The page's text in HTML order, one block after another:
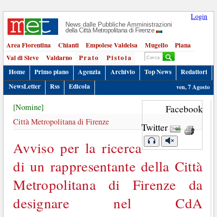
Login
News dalle Pubbliche Amministrazioni
della Città Metropolitana di Firenze
Area Fiorentina Chianti Empolese Valdelsa Mugello
Piana
Val di Sieve
Valdarno Prato
Pistoia
Home
Primo piano Agenzia Archivio Top News
Redattori
NewsLetter
Rss Edicola ven, 7 Agosto
Facebook
Twitter
[Nomine]
Città Metropolitana di Firenze
Avviso per la ricerca
di un rappresentante della Città
Metropolitana di Firenze da
designare nel CdA